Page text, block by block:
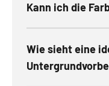
Kann ich die
Wie sieht eine